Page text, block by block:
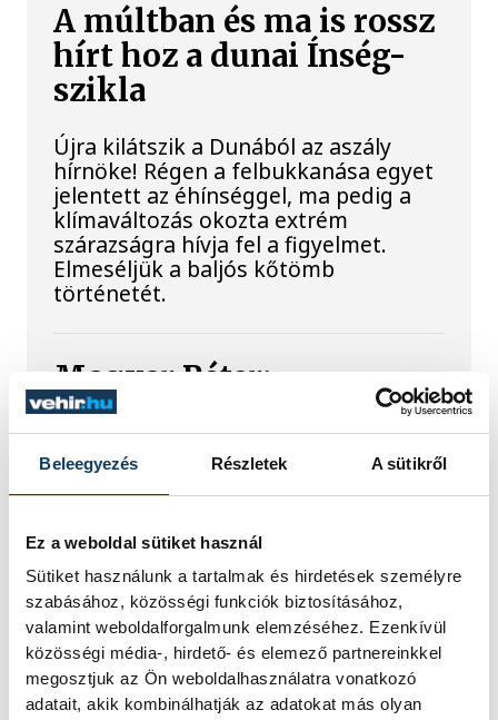
Beleegyezés Részletek A sütikről
Ez a weboldal sütiket használ
Sütiket használunk a tartalmak és hirdetések személyre
szabásához, közösségi funkciók biztosításához,
valamint weboldalforgalmunk elemzéséhez. Ezenkívül
közösségi média-, hirdető- és elemező partnereinkkel
megosztjuk az Ön weboldalhasználatra vonatkozó
adatait, akik kombinálhatják az adatokat más olyan
A múltban és ma is rossz
hírt hoz a dunai Ínség-
szikla
Újra kilátszik a Dunából az aszály
hírnöke! Régen a felbukkanása egyet
jelentett az éhínséggel, ma pedig a
klímaváltozás okozta extrém
szárazságra hívja fel a figyelmet.
Elmeséljük a baljós kőtömb
történetét.
Magyar Péter:
Magyarország
energiaellátása stabil
Jelenleg stabil Magyarország
munkatársai azon dolgoznak, hogy az
utolsó még termelő turbina
hibamentesen működjön - közölte a
miniszterelnök a paksi erőműnél tett
keddi látogatása során.